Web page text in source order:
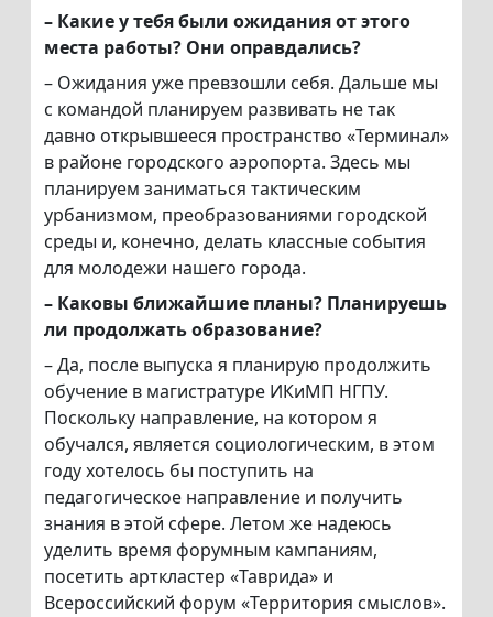
– Какие у тебя были ожидания от этого
места работы? Они оправдались?
– Ожидания уже превзошли себя. Дальше мы
с командой планируем развивать не так
давно открывшееся пространство «Терминал»
в районе городского аэропорта. Здесь мы
планируем заниматься тактическим
урбанизмом, преобразованиями городской
среды и, конечно, делать классные события
для молодежи нашего города.
– Каковы ближайшие планы? Планируешь
ли продолжать образование?
– Да, после выпуска я планирую продолжить
обучение в магистратуре ИКиМП НГПУ.
Поскольку направление, на котором я
обучался, является социологическим, в этом
году хотелось бы поступить на
педагогическое направление и получить
знания в этой сфере. Летом же надеюсь
уделить время форумным кампаниям,
посетить арткластер «Таврида» и
Всероссийский форум «Территория смыслов».